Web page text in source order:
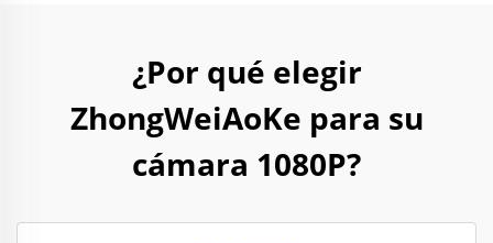
¿Por qué elegir
ZhongWeiAoKe para su
cámara 1080P?